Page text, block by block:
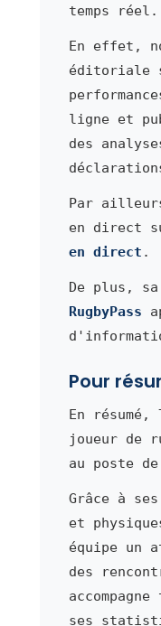
temps réel.
En effet,
éditoriale
ligne et
des
Par
en direct
en direct .
De plus,
RugbyPass
Pour
En résumé,
joueur de
au poste
Grâce à
et
équipe un
des
ses